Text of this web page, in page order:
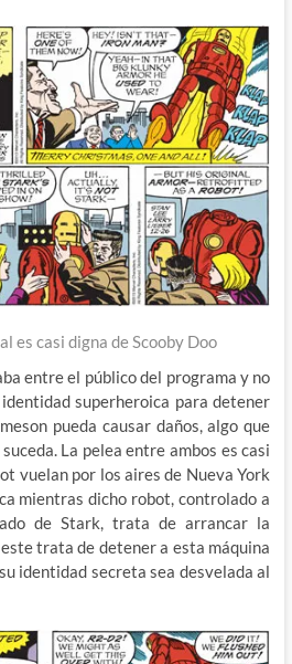
es casi digna de Scooby Doo
entre el público del programa y no
superheroica para detener
pueda causar daños, algo que
La pelea entre ambos es casi
vuelan por los aires de Nueva York
mientras dicho robot, controlado a
de Stark, trata de arrancar la
trata de detener a esta máquina
identidad secreta sea desvelada al